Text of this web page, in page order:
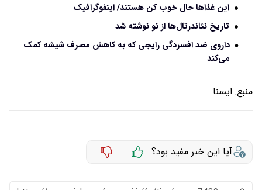
این غذاها حال خوب کن هستند/ اینفوگرافیک
تاریخ نئاندرتال‌ها از نو نوشته شد
داروی ضد افسردگی رایجی که به کاهش مصرف شیشه کمک
می‌کند
منبع: ايسنا
آیا این خبر مفید بود؟